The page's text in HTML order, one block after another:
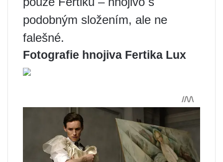
podobným složením, ale ne
falešné.
Fotografie hnojiva Fertika Lux